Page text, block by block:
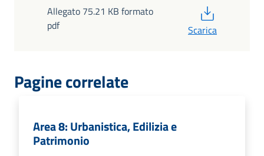
Allegato 75.21 KB formato
pdf
Scarica
Pagine correlate
Area 8: Urbanistica, Edilizia e
Patrimonio